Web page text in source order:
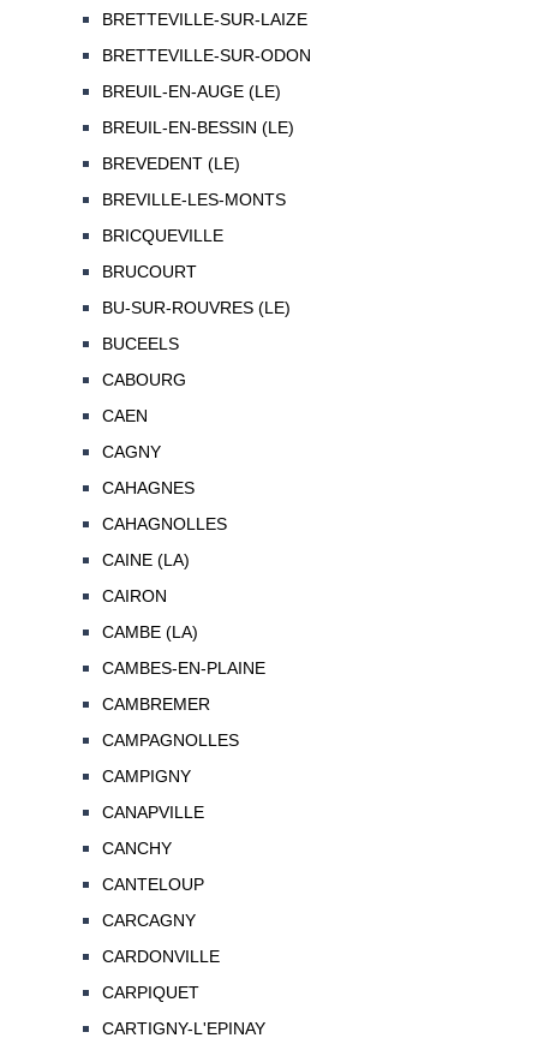
BRETTEVILLE-SUR-LAIZE
BRETTEVILLE-SUR-ODON
BREUIL-EN-AUGE (LE)
BREUIL-EN-BESSIN (LE)
BREVEDENT (LE)
BREVILLE-LES-MONTS
BRICQUEVILLE
BRUCOURT
BU-SUR-ROUVRES (LE)
BUCEELS
CABOURG
CAEN
CAGNY
CAHAGNES
CAHAGNOLLES
CAINE (LA)
CAIRON
CAMBE (LA)
CAMBES-EN-PLAINE
CAMBREMER
CAMPAGNOLLES
CAMPIGNY
CANAPVILLE
CANCHY
CANTELOUP
CARCAGNY
CARDONVILLE
CARPIQUET
CARTIGNY-L'EPINAY